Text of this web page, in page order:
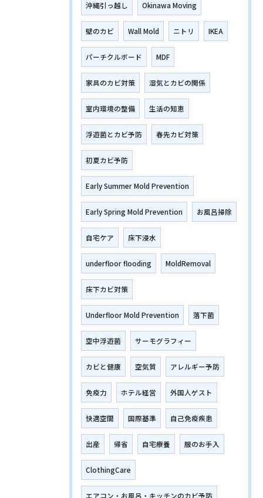
沖縄引っ越し Okinawa Moving
壁のカビ Wall Mold ニトリ IKEA
パーチクルボード MDF
家具のカビ対策 湿気とカビの関係
室内環境の整備 生活の知恵
浮遊菌とカビ予防 春先カビ対策
初夏カビ予防
Early Summer Mold Prevention
Early Spring Mold Prevention お風呂掃除
自宅ケア 床下浸水
underfloor flooding MoldRemoval
床下カビ対策
Underfloor Mold Prevention 落下菌
空中浮遊菌 サーモグラフィー
カビと健康 空気質 アレルギー予防
免疫力 ホテル経営 外国人ゲスト
快適空間 国際基準 自己免疫疾患
出産 帰省 自宅療養 服のお手入
ClothingCare
エアコン・お風呂・キッチンのカビ予防